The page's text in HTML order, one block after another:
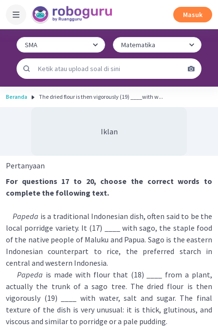
Masuk
Beranda The dried flour is then vigorously (19) ____with w...
Iklan
Pertanyaan
For questions 17 to 20, choose the correct words to
complete the following text.
Papeda is a traditional Indonesian dish, often said to be the
local porridge variety. It (17) ____ with sago, the staple food
of the native people of Maluku and Papua. Sago is the eastern
Indonesian counterpart to rice, the preferred starch in
central and western Indonesia.
Papeda is made with flour that (18) ____ from a plant,
actually the trunk of a sago tree. The dried flour is then
vigorously (19) ____ with water, salt and sugar. The final
texture of the dish is very unusual: it is thick, glutinous, and
viscous and similar to porridge or a pale pudding.